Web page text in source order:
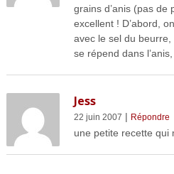
grains d’anis (pas de
excellent ! D’abord,
avec le sel du beurre,
se répend dans
Jess
22 juin 2007 | Répondre
une petite recette qui